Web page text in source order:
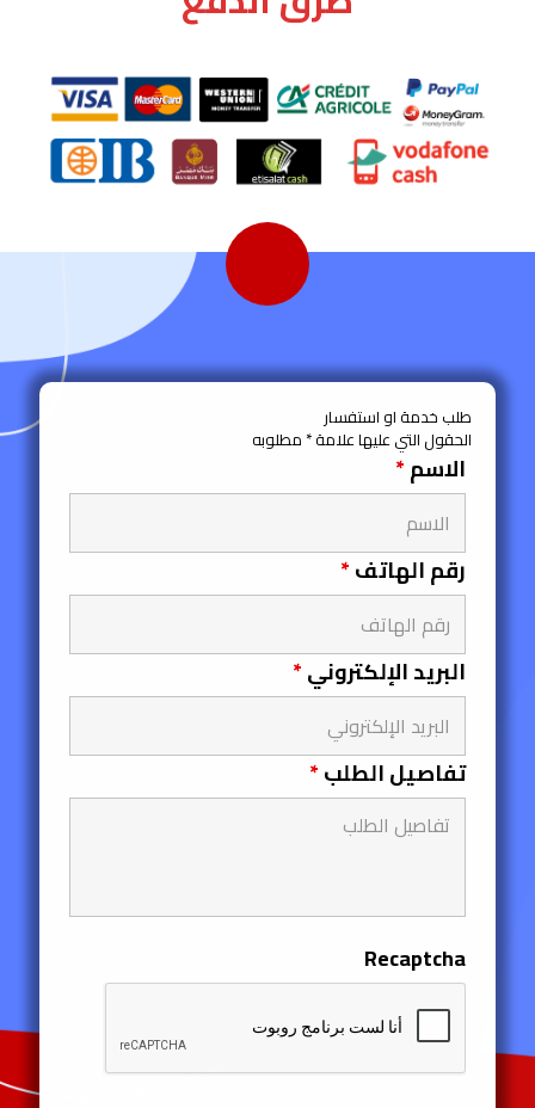
طلب خدمة او استفسار
الحقول التي عليها علامة * مطلوبه
الاسم*
رقم الهاتف*
البريد الإلكتروني*
تفاصيل الطلب*
Recaptcha